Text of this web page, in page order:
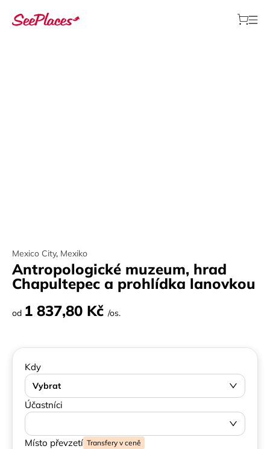
Mexico City, Mexiko
Antropologické muzeum, hrad
Chapultepec a prohlídka lanovkou
od 1 837,80 Kč /os.
Kdy
Vybrat
Účastníci
Místo převzetí Transfery v ceně